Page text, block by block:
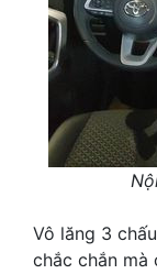
Vô lăng 3
chắc chắn mà